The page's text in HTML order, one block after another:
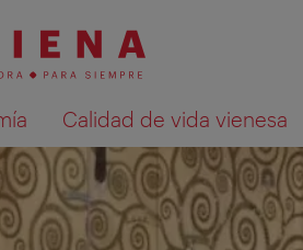
Calidad de vida vienesa
de la búsqueda en